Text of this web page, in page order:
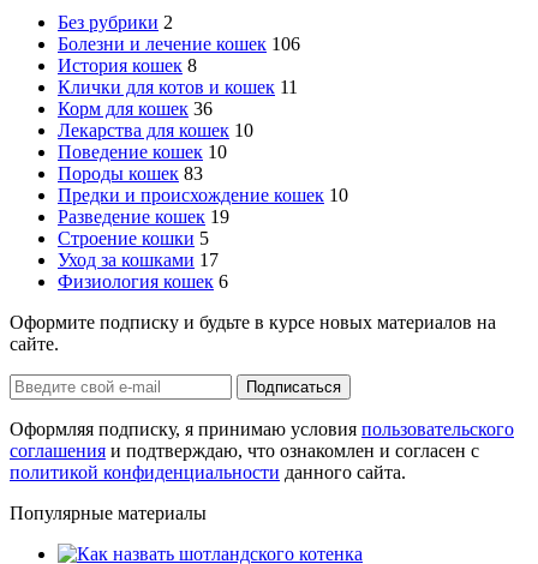
Без рубрики 2
Болезни и лечение кошек 106
История кошек 8
Клички для котов и кошек 11
Корм для кошек 36
Лекарства для кошек 10
Поведение кошек 10
Породы кошек 83
Предки и происхождение кошек 10
Разведение кошек 19
Строение кошки 5
Уход за кошками 17
Физиология кошек 6
Оформите подписку и будьте в курсе новых материалов на
сайте.
Оформляя подписку, я принимаю условия пользовательского
соглашения и подтверждаю, что ознакомлен и согласен с
политикой конфиденциальности данного сайта.
Популярные материалы